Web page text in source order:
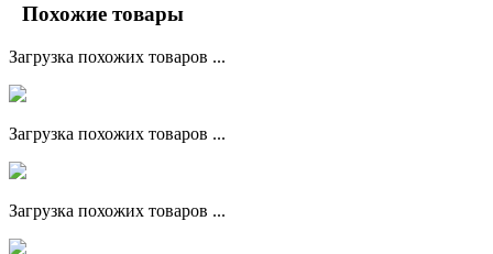
Похожие товары
Загрузка похожих товаров ...
Загрузка похожих товаров ...
Загрузка похожих товаров ...